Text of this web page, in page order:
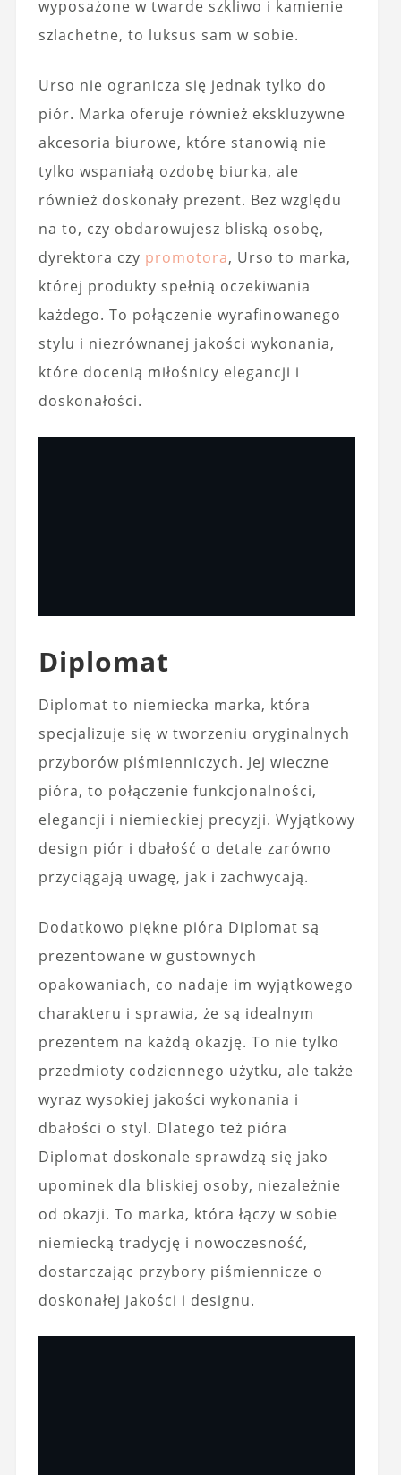
wyposażone w twarde szkliwo i kamienie
szlachetne, to luksus sam w sobie.
Urso nie ogranicza się jednak tylko do
piór. Marka oferuje również ekskluzywne
akcesoria biurowe, które stanowią nie
tylko wspaniałą ozdobę biurka, ale
również doskonały prezent. Bez względu
na to, czy obdarowujesz bliską osobę,
dyrektora czy promotora, Urso to marka,
której produkty spełnią oczekiwania
każdego. To połączenie wyrafinowanego
stylu i niezrównanej jakości wykonania,
które docenią miłośnicy elegancji i
doskonałości.
Diplomat
Diplomat to niemiecka marka, która
specjalizuje się w tworzeniu oryginalnych
przyborów piśmienniczych. Jej wieczne
pióra, to połączenie funkcjonalności,
elegancji i niemieckiej precyzji. Wyjątkowy
design piór i dbałość o detale zarówno
przyciągają uwagę, jak i zachwycają.
Dodatkowo piękne pióra Diplomat są
prezentowane w gustownych
opakowaniach, co nadaje im wyjątkowego
charakteru i sprawia, że są idealnym
prezentem na każdą okazję. To nie tylko
przedmioty codziennego użytku, ale także
wyraz wysokiej jakości wykonania i
dbałości o styl. Dlatego też pióra
Diplomat doskonale sprawdzą się jako
upominek dla bliskiej osoby, niezależnie
od okazji. To marka, która łączy w sobie
niemiecką tradycję i nowoczesność,
dostarczając przybory piśmiennicze o
doskonałej jakości i designu.